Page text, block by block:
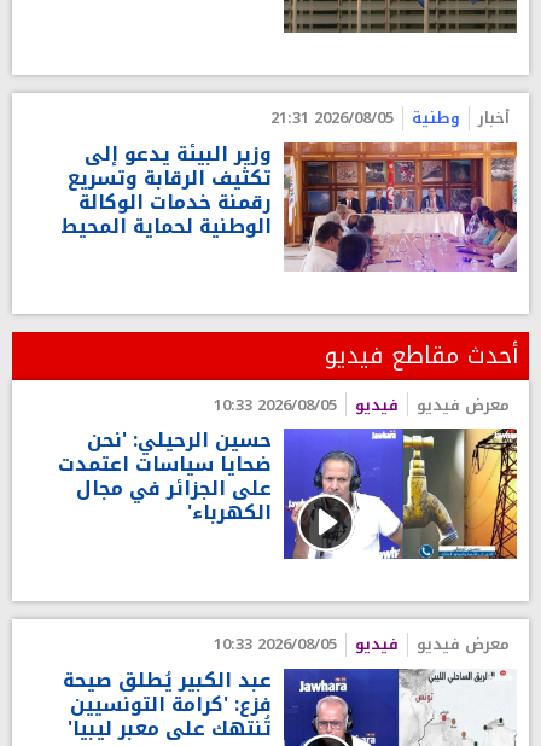
أخبار وطنية 2026/08/05 21:31
وزير البيئة يدعو إلى
تكثيف الرقابة وتسريع
رقمنة خدمات الوكالة
الوطنية لحماية المحيط
أحدث مقاطع فيديو
معرض فيديو فيديو 2026/08/05 10:33
حسين الرحيلي: 'نحن
ضحايا سياسات اعتمدت
على الجزائر في مجال
الكهرباء'
معرض فيديو فيديو 2026/08/05 10:33
عبد الكبير يُطلق صيحة
فزع: 'كرامة التونسيين
تُنتهك على معبر ليبيا'